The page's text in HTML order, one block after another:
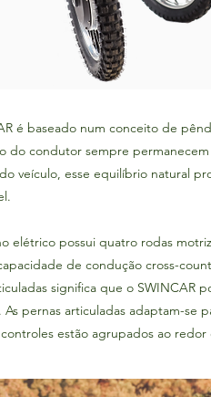
é baseado num conceito de
do condutor sempre
veículo, esse equilíbrio natural
elétrico possui quatro rodas
de condução cross-
significa que o SWINCAR
pernas articuladas adaptam-se
estão agrupados ao